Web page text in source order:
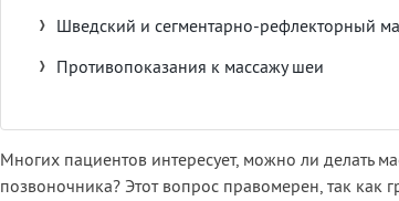
Шведский и сегментарно-рефлекторный
Противопоказания к массажу шеи
Многих пациентов интересует, можно ли делать
позвоночника? Этот вопрос правомерен, так как